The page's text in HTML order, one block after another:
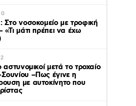
Στο νοσοκομείο με τροφική
«Τι μάτι πρέπει να έχω
μετά το τροχαίο
–Πως έγινε η
με αυτοκίνητο που